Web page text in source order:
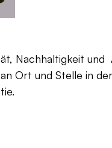
Nachhaltigkeit und
Ort und Stelle in